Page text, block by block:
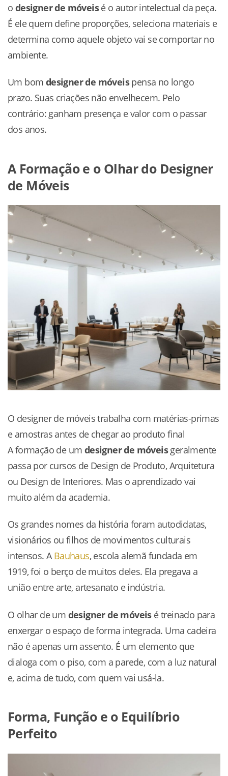
o designer de móveisé o autor intelectual da peça.
É ele quem define proporções, seleciona materiais e
determina como aquele objeto vai se comportar no
ambiente.
Um bom designer de móveispensa no longo
prazo. Suas criações não envelhecem. Pelo
contrário: ganham presença e valor com o passar
dos anos.
A Formação e o Olhar do Designer
de Móveis
O designer de móveis trabalha com matérias-primas
e amostras antes de chegar ao produto final
A formação de um designer de móveisgeralmente
passa por cursos de Design de Produto, Arquitetura
ou Design de Interiores. Mas o aprendizado vai
muito além da academia.
Os grandes nomes da história foram autodidatas,
visionários ou filhos de movimentos culturais
intensos. ABauhaus, escola alemã fundada em
1919, foi o berço de muitos deles. Ela pregava a
união entre arte, artesanato e indústria.
O olhar de um designer de móveisé treinado para
enxergar o espaço de forma integrada. Uma cadeira
não é apenas um assento. É um elemento que
dialoga com o piso, com a parede, com a luz natural
e, acima de tudo, com quem vai usá-la.
Forma, Função e o Equilíbrio
Perfeito